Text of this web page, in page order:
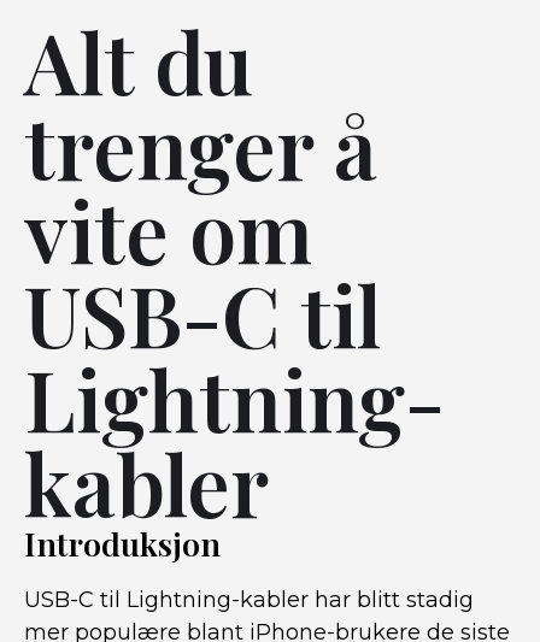
Alt du
trenger å
vite om
USB-C til
Lightning-
kabler
Introduksjon
USB-C til Lightning-kabler har blitt stadig
mer populære blant iPhone-brukere de siste